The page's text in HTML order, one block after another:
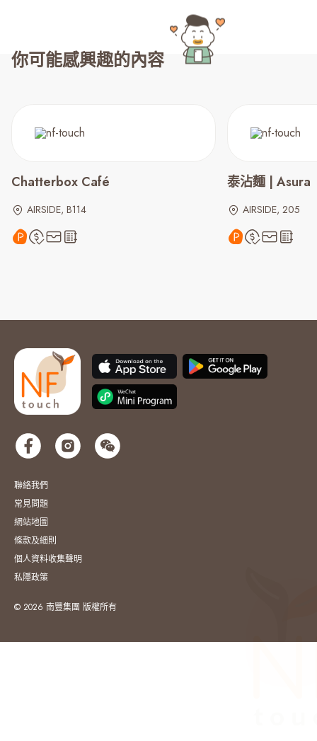
你可能感興趣的內容
Chatterbox Café
AIRSIDE, B114
泰沾麵 | Asura
AIRSIDE, 205
聯絡我們
常見問題
網站地圖
條款及細則
個人資料收集聲明
私隱政策
© 2026 南豐集團 版權所有